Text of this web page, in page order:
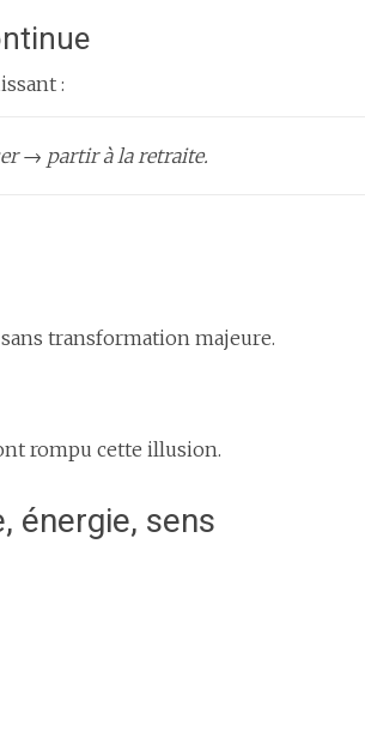
:
→ partir à la retraite.
transformation majeure.
rompu cette illusion.
énergie, sens